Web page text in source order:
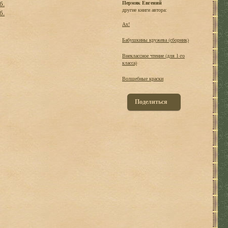
Пермяк Евгений
другие книги автора:
Ах!
Бабушкины кружева (сборник)
Внеклассное чтение (для 1-го
класса)
Волшебные краски
Поделиться